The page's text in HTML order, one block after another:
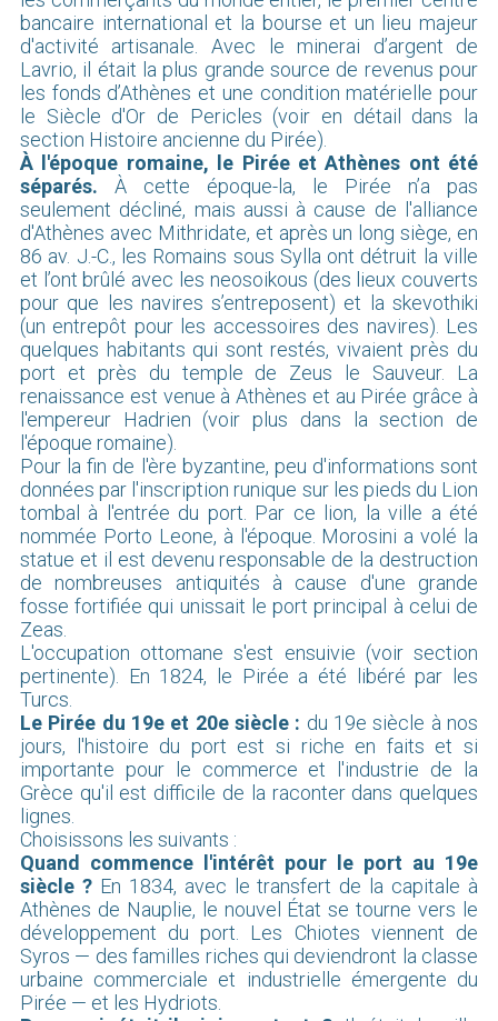
bancaire international et la bourse et un lieu majeur
d'activité artisanale. Avec le minerai d’argent de
Lavrio, il était la plus grande source de revenus pour
les fonds d’Athènes et une condition matérielle pour
le Siècle d'Or de Pericles (voir en détail dans la
section Histoire ancienne du Pirée).
À l'époque romaine, le Pirée et Athènes ont été
séparés. À cette époque-la, le Pirée n’a pas
seulement décliné, mais aussi à cause de l'alliance
d'Athènes avec Mithridate, et après un long siège, en
86 av. J.-C., les Romains sous Sylla ont détruit la ville
et l’ont brûlé avec les neosoikous (des lieux couverts
pour que les navires s’entreposent) et la skevothiki
(un entrepôt pour les accessoires des navires). Les
quelques habitants qui sont restés, vivaient près du
port et près du temple de Zeus le Sauveur. La
renaissance est venue à Athènes et au Pirée grâce à
l'empereur Hadrien (voir plus dans la section de
l'époque romaine).
Pour la fin de l'ère byzantine, peu d'informations sont
données par l'inscription runique sur les pieds du Lion
tombal à l'entrée du port. Par ce lion, la ville a été
nommée Porto Leone, à l'époque. Morosini a volé la
statue et il est devenu responsable de la destruction
de nombreuses antiquités à cause d'une grande
fosse fortifiée qui unissait le port principal à celui de
Zeas.
L'occupation ottomane s'est ensuivie (voir section
pertinente). En 1824, le Pirée a été libéré par les
Turcs.
Le Pirée du 19e et 20e siècle : du 19e siècle à nos
jours, l'histoire du port est si riche en faits et si
importante pour le commerce et l'industrie de la
Grèce qu'il est difficile de la raconter dans quelques
lignes.
Choisissons les suivants :
Quand commence l'intérêt pour le port au 19e
siècle ? En 1834, avec le transfert de la capitale à
Athènes de Nauplie, le nouvel État se tourne vers le
développement du port. Les Chiotes viennent de
Syros — des familles riches qui deviendront la classe
urbaine commerciale et industrielle émergente du
Pirée — et les Hydriots.